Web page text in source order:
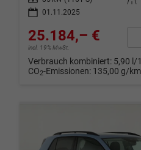
01.11.2025
25.184,– €
incl. 19% MwSt.
Verbrauch kombiniert: 5,90 l/
CO2-Emissionen: 135,00 g/km